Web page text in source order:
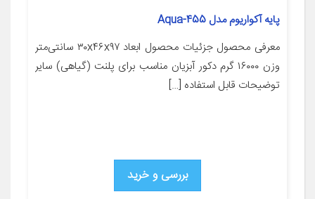
پایه آکواریوم مدل Aqua-455
معرفی محصول جزئیات محصول ابعاد ۳۰x۴۶x۹۷ سانتی‌متر
وزن ۱۶۰۰۰ گرم دکور آبزیان مناسب برای پلنت (گیاهی) سایر
توضیحات قابل استفاده […]
بررسی و خرید